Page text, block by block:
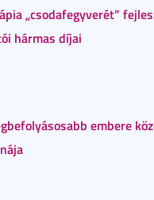
„csodafegyverét”
hármas díjai
embere